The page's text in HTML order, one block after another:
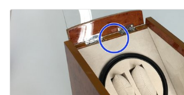
Ajouter un commentaire
Annuler Publier